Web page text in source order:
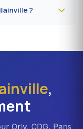
en
emprunté. Accès
?
transferts Orly
,
Orly, CDG, Paris